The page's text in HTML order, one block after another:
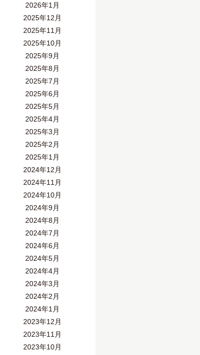
2026年1月
2025年12月
2025年11月
2025年10月
2025年9月
2025年8月
2025年7月
2025年6月
2025年5月
2025年4月
2025年3月
2025年2月
2025年1月
2024年12月
2024年11月
2024年10月
2024年9月
2024年8月
2024年7月
2024年6月
2024年5月
2024年4月
2024年3月
2024年2月
2024年1月
2023年12月
2023年11月
2023年10月